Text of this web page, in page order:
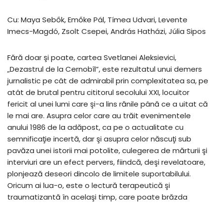
Cu: Maya Sebők, Emőke Pál, Tímea Udvari, Levente
Imecs-Magdó, Zsolt Csepei, András Hatházi, Júlia Sipos
Fără doar şi poate, cartea Svetlanei Aleksievici,
„Dezastrul de la Cernobîl”, este rezultatul unui demers
jurnalistic pe cât de admirabil prin complexitatea sa, pe
atât de brutal pentru cititorul secolului XXI, locuitor
fericit al unei lumi care şi-a lins rănile până ce a uitat că
le mai are. Asupra celor care au trăit evenimentele
anului 1986 de la adăpost, ca pe o actualitate cu
semnificaţie incertă, dar şi asupra celor născuţi sub
pavăza unei istorii mai potolite, culegerea de mărturii şi
interviuri are un efect pervers, fiindcă, deşi revelatoare,
plonjează deseori dincolo de limitele suportabilului.
Oricum ai lua-o, este o lectură terapeutică şi
traumatizantă în acelaşi timp, care poate brăzda